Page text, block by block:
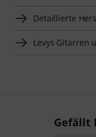
Detaillierte
Levys Gitarren
Gefällt